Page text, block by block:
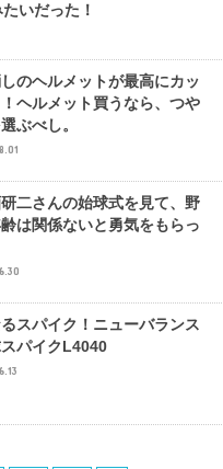
いだった！
のヘルメットが最高にカッ
ヘルメット買うなら、つや
ぶべし。
二さんの始球式を見て、野
は関係ないと勇気をもらっ
スパイク！ニューバランス
パイクL4040